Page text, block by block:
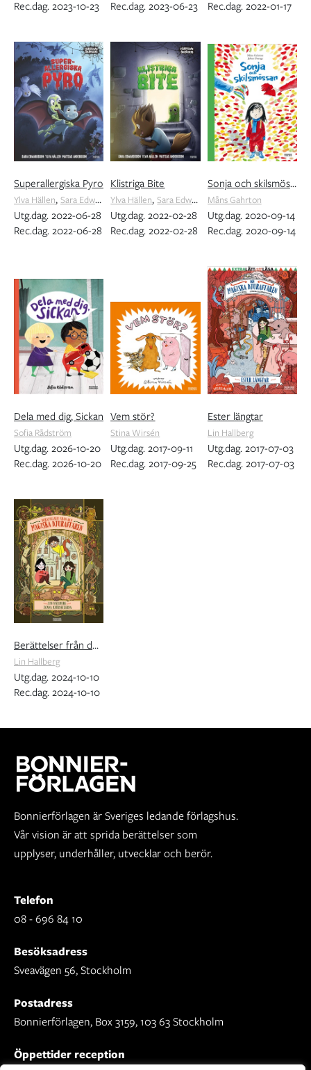
Rec.dag. 2023-10-23
Rec.dag. 2023-06-23
Rec.dag. 2022-01-17
Superallergiska Pyro
Ylva Hällen, Sara Edwardsson
Utg.dag. 2022-06-28
Rec.dag. 2022-06-28
Klistriga Bite
Ylva Hällen,Sara Edwardsson
Utg.dag. 2022-02-28
Rec.dag. 2022-02-28
Sonja och skilsmössan
Måns Gahrton
Utg.dag. 2020-09-14
Rec.dag. 2020-09-14
Dela med dig, Sickan
Sofia Rådström
Utg.dag. 2026-10-20
Rec.dag. 2026-10-20
Vem stör?
Stina Wirsén
Utg.dag. 2017-09-11
Rec.dag. 2017-09-25
Ester längtar
Lin Hallberg
Utg.dag. 2017-07-03
Rec.dag. 2017-07-03
Berättelser från den magiska djuraffären
Lin Hallberg
Utg.dag. 2024-10-10
Rec.dag. 2024-10-10
Bonnierförlagen är Sveriges ledande förlagshus.
Vår vision är att sprida berättelser som
upplyser, underhåller, utvecklar och berör.
Telefon
08 - 696 84 10
Besöksadress
Sveavägen 56, Stockholm
Postadress
Bonnierförlagen, Box 3159, 103 63 Stockholm
Öppettider reception